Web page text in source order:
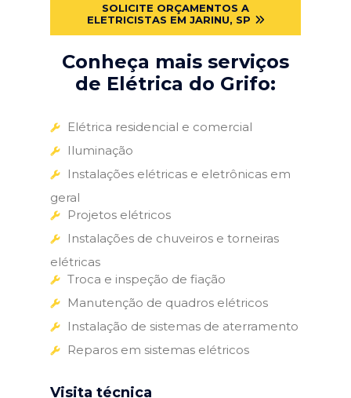
SOLICITE ORÇAMENTOS A
ELETRICISTAS EM JARINU, SP
Conheça mais serviços
de Elétrica do Grifo:
Elétrica residencial e comercial
Iluminação
Instalações elétricas e eletrônicas em
geral
Projetos elétricos
Instalações de chuveiros e torneiras
elétricas
Troca e inspeção de fiação
Manutenção de quadros elétricos
Instalação de sistemas de aterramento
Reparos em sistemas elétricos
Visita técnica